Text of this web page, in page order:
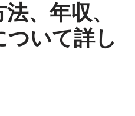
、年収、
ついて詳し